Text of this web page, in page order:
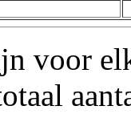
voor